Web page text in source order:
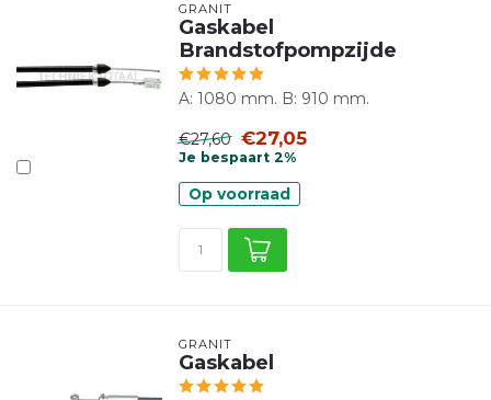
GRANIT
Gaskabel
Brandstofpompzijde
A: 1080 mm. B: 910 mm.
€27,60 €27,05
Je bespaart 2%
Op voorraad
GRANIT
Gaskabel